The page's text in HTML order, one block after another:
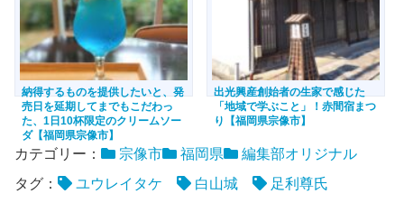
納得するものを提供したいと、発
売日を延期してまでもこだわっ
た、1日10杯限定のクリームソー
ダ【福岡県宗像市】
出光興産創始者の生家で感じた
「地域で学ぶこと」！赤間宿まつ
り【福岡県宗像市】
カテゴリー： 宗像市 福岡県
編集部オリジナル
タグ：
ユウレイタケ 白山城 足利尊氏